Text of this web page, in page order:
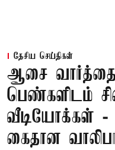
தேசிய செய்திகள்
ஆசை வார்த்தை
பெண்களிடம்
வீடியோக்கள் -
கைதான